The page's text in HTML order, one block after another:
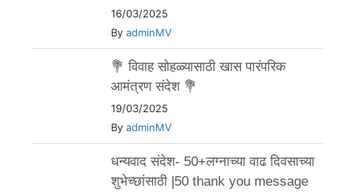
16/03/2025
By adminMV
💐 विवाह सोहळ्यासाठी खास पारंपरिक
आमंत्रण संदेश 💐
19/03/2025
By adminMV
धन्यवाद संदेश- 50+लग्नाच्या वाढ दिवसाच्या
शुभेच्छांसाठी |50 thank you message